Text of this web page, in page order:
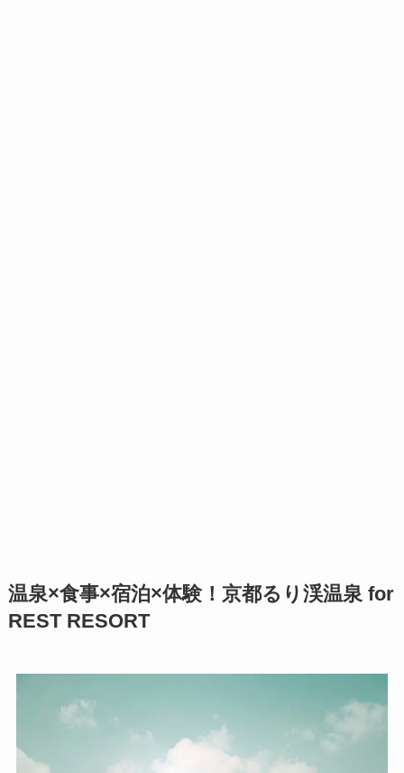
温泉×食事×宿泊×体験！京都るり渓温泉 for
REST RESORT